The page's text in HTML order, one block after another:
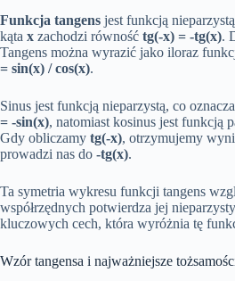
Funkcja tangens jest funkcją
kąta x zachodzi równość tg(-x) = -tg(x).
Tangens można wyrazić jako iloraz
= sin(x) / cos(x).
Sinus jest funkcją nieparzystą, co
= -sin(x), natomiast kosinus jest funkcją
Gdy obliczamy tg(-x), otrzymujemy
prowadzi nas do -tg(x).
Ta symetria wykresu funkcji tangens
współrzędnych potwierdza jej
kluczowych cech, która wyróżnia tę
Wzór tangensa i najważniejsze